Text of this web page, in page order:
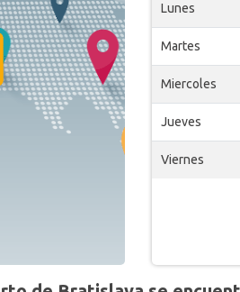
Lunes
Martes
Miercoles
Jueves
Viernes